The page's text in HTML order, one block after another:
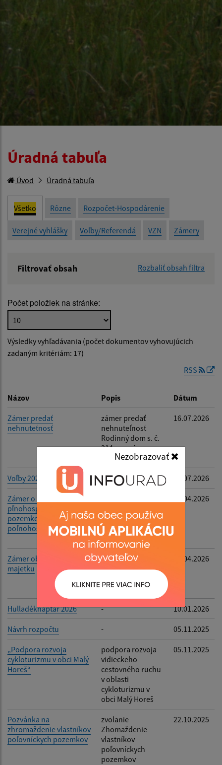
Úradná tabuľa
Úvod Úradná tabuľa
Všetko Rôzne Rozpočet-Hospodárenie
Verejné vyhlášky Voľby/Referendá VZN Zámery
Filtrovať obsah Rozbaliť obsah filtra
Popis:
Dátum zverejnenia od:
Filtrovať
Počet položiek na stránke:
Výsledky vyhľadávania (počet dokumentov vyhovujúcich
zadaným kritériám: 17)
RSS
Názov Popis Dátum
Zámer predať
nehnuteťnosť
zámer predať
nehnuteľnosť
Rodinný dom s. č.
214 , par. č.
643/148, Lv č. 503
16.07.2026
Voľby 2026 - 16.07.2026
Zámer o prenajatí
pľnohospodár.
pozemkov na
poľnohospodársky účel
pľnohospodár.
pozemkov na
poľnohospodársk
y účel
28.04.2026
Zámer obce na prevod
majetku
spôsob prevodu
vlastníctva
majetku obce
17.04.2026
Hulladéknaptár 2026 - 10.01.2026
Návrh rozpočtu - 05.11.2025
„Podpora rozvoja
cykloturizmu v obci Malý
Horeš“
podpora rozvoja
vidieckeho
cestovného ruchu
v oblasti
cykloturizmu v
obci Malý Horeš
05.11.2025
Pozvánka na
zhromaždenie vlastníkov
poľovníckych pozemkov
zvolanie
Zhomaždenie
vlastníkov
poľovníckych
pozemkov
22.10.2025
Nezobrazovať